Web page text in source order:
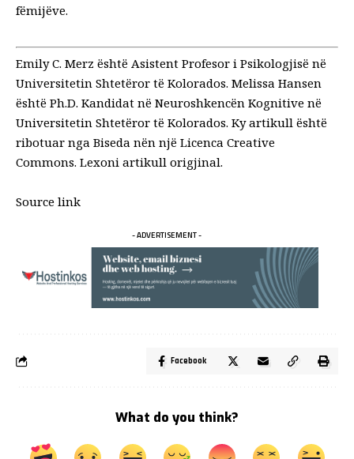
fëmijëve.
Emily C. Merz është Asistent Profesor i Psikologjisë në
Universitetin Shtetëror të Kolorados. Melissa Hansen
është Ph.D. Kandidat në Neuroshkencën Kognitive në
Universitetin Shtetëror të Kolorados. Ky artikull është
ribotuar nga Biseda nën një Licenca Creative
Commons. Lexoni artikull origjinal.
Source link
- ADVERTISEMENT -
Facebook
What do you think?